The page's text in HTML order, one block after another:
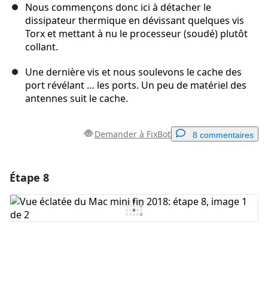
Nous commençons donc ici à détacher le
dissipateur thermique en dévissant quelques vis
Torx et mettant à nu le processeur (soudé) plutôt
collant.
Une dernière vis et nous soulevons le cache des
port révélant … les ports. Un peu de matériel des
antennes suit le cache.
Demander à FixBot 8 commentaires
Ajouter un commentaire
Étape 8